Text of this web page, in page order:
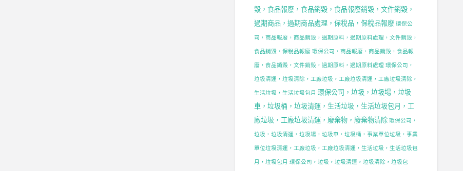
毀，食品報廢，食品銷毀，食品報廢銷毀，文件銷毀，
過期商品，過期商品處理，保稅品，保稅品報廢 環保公
司，商品報廢，商品銷毀，過期原料，過期原料處理，文件銷毀，
食品銷毀，保稅品報廢 環保公司，商品報廢，商品銷毀，食品報
廢，食品銷毀，文件銷毀，過期原料，過期原料處理 環保公司，
垃圾清運，垃圾清除，工廠垃圾，工廠垃圾清運，工廠垃圾清除，
生活垃圾，生活垃圾包月 環保公司，垃圾，垃圾場，垃圾
車，垃圾桶，垃圾清運，生活垃圾，生活垃圾包月，工
廠垃圾，工廠垃圾清運，廢棄物，廢棄物清除 環保公司，
垃圾，垃圾清運，垃圾場，垃圾車，垃圾桶，事業單位垃圾，事業
單位垃圾清運，工廠垃圾，工廠垃圾清運，生活垃圾，生活垃圾包
月，垃圾包月 環保公司，垃圾，垃圾清運，垃圾清除，垃圾包